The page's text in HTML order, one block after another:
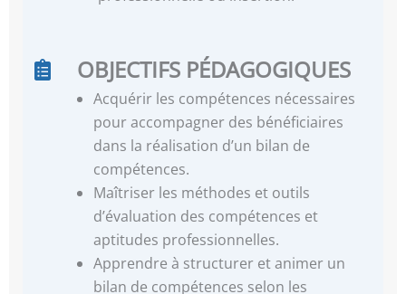
OBJECTIFS PÉDAGOGIQUES
Acquérir les compétences nécessaires
pour accompagner des bénéficiaires
dans la réalisation d’un bilan de
compétences.
Maîtriser les méthodes et outils
d’évaluation des compétences et
aptitudes professionnelles.
Apprendre à structurer et animer un
bilan de compétences selon les